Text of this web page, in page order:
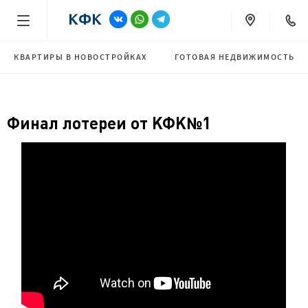
КВАРТИРЫ В НОВОСТРОЙКАХ ГОТОВАЯ НЕДВИЖИМОСТЬ
Финал лотереи от КФК№1